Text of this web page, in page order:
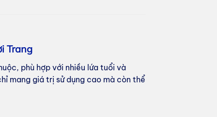
Trang
phù hợp với nhiều lứa tuổi và
mang giá trị sử dụng cao mà còn thể